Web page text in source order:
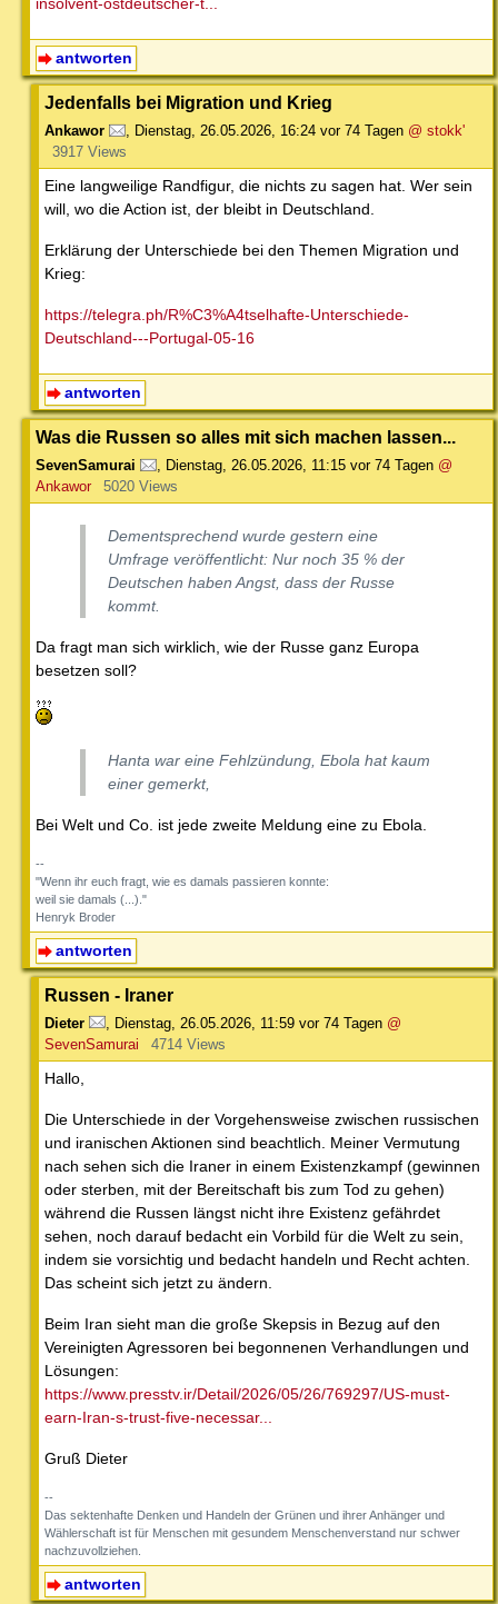
insolvent-ostdeutscher-t...
antworten
Jedenfalls bei Migration und Krieg
Ankawor , Dienstag, 26.05.2026, 16:24 vor 74 Tagen @ stokk'
3917 Views
Eine langweilige Randfigur, die nichts zu sagen hat. Wer sein
will, wo die Action ist, der bleibt in Deutschland.
Erklärung der Unterschiede bei den Themen Migration und
Krieg:
https://telegra.ph/R%C3%A4tselhafte-Unterschiede-
Deutschland---Portugal-05-16
antworten
Was die Russen so alles mit sich machen lassen...
SevenSamurai Dienstag, 26.05.2026, 11:15 vor 74 Tagen @
Ankawor
5020 Views
Dementsprechend wurde gestern eine
Umfrage veröffentlicht: Nur noch 35 % der
Deutschen haben Angst, dass der Russe
kommt.
Da fragt man sich wirklich, wie der Russe ganz Europa
besetzen soll?
Hanta war eine Fehlzündung, Ebola hat kaum
einer gemerkt,
Bei Welt und Co. ist jede zweite Meldung eine zu Ebola.
--
"Wenn ihr euch fragt, wie es damals passieren konnte:
weil sie damals (...)."
Henryk Broder
antworten
Russen - Iraner
Dieter Dienstag, 26.05.2026, 11:59 vor 74 Tagen @
SevenSamurai
4714 Views
Hallo,
Die Unterschiede in der Vorgehensweise zwischen russischen
und iranischen Aktionen sind beachtlich. Meiner Vermutung
nach sehen sich die Iraner in einem Existenzkampf (gewinnen
oder sterben, mit der Bereitschaft bis zum Tod zu gehen)
während die Russen längst nicht ihre Existenz gefährdet
sehen, noch darauf bedacht ein Vorbild für die Welt zu sein,
indem sie vorsichtig und bedacht handeln und Recht achten.
Das scheint sich jetzt zu ändern.
Beim Iran sieht man die große Skepsis in Bezug auf den
Vereinigten Agressoren bei begonnenen Verhandlungen und
Lösungen:
https://www.presstv.ir/Detail/2026/05/26/769297/US-must-
earn-Iran-s-trust-five-necessar...
Gruß Dieter
--
Das sektenhafte Denken und Handeln der Grünen und ihrer Anhänger und
Wählerschaft ist für Menschen mit gesundem Menschenverstand nur schwer
nachzuvollziehen.
antworten